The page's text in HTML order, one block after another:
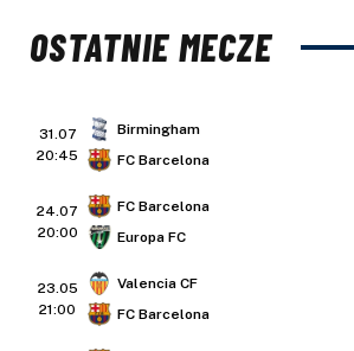
OSTATNIE MECZE
31.07
20:45
Birmingham
FC Barcelona
24.07
20:00
FC Barcelona
Europa FC
23.05
21:00
Valencia CF
FC Barcelona